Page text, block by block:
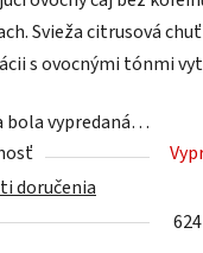
Svieža citrusová
s ovocnými tónmi
bola vypredaná…
doručenia
624